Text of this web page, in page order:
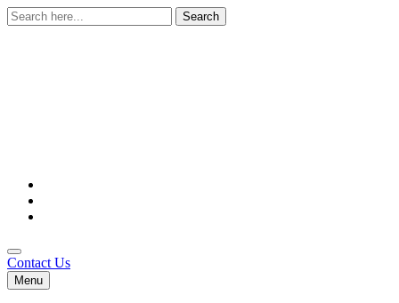
Search
for:
Contact Us
Menu